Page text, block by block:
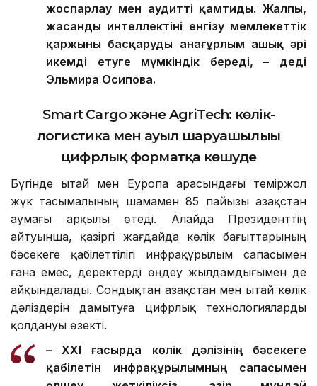
жоспарлау мен аудитті қамтиды. Жалпы,
жасанды интеллектіні енгізу мемлекеттік
қаржыны басқаруды анағұрлым ашық әрі
икемді етуге мүмкіндік береді, – деді
Эльмира Осипова.
Smart Cargo және AgriTech: көлік-
логистика мен ауыл шаруашылығы
цифрлық форматқа көшуде
Бүгінде Қытай мен Еуропа арасындағы теміржол
жүк тасымалының шамамен 85 пайызы Қазақстан
аумағы арқылы өтеді. Алайда Президенттің
айтуынша, қазіргі жағдайда көлік бағыттарының
бәсекеге қабілеттілігі инфрақұрылым сапасымен
ғана емес, деректерді өңдеу жылдамдығымен де
айқындалады. Сондықтан Қазақстан мен Қытай көлік
дәліздерін дамытуға цифрлық технологияларды
қолдануы өзекті.
– XXI ғасырда көлік дәлізінің бәсекеге
қабілетін инфрақұрылымның сапасымен